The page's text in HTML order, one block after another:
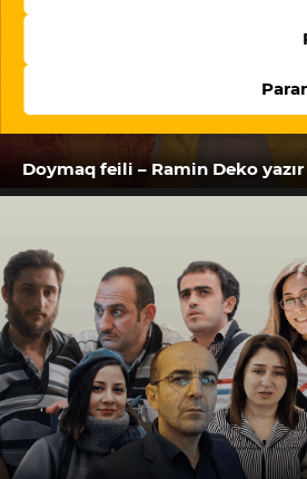
Doymaq feili – Ramin Deko yazır